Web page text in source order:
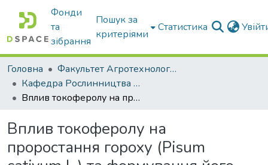
Фонди
та
зібрання
Пошук за
критеріями
Статистика
Головна
Факультет Агротехнологій та екології
Кафедра Рослинництва та садівництва ім. професора В.В. Калитки
Вплив токоферолу на проростання гороху (Pisum sativum L.) та формування його біологічної врожайності
Вплив токоферолу на
проростання гороху (Pisum